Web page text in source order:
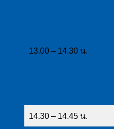
13.00 – 14.30 น.
14.30 – 14.45 น.